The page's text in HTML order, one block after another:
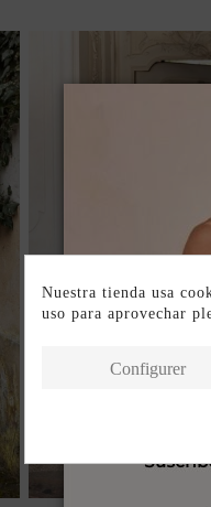
Nuestra tienda usa
uso para aprovechar
Configurer